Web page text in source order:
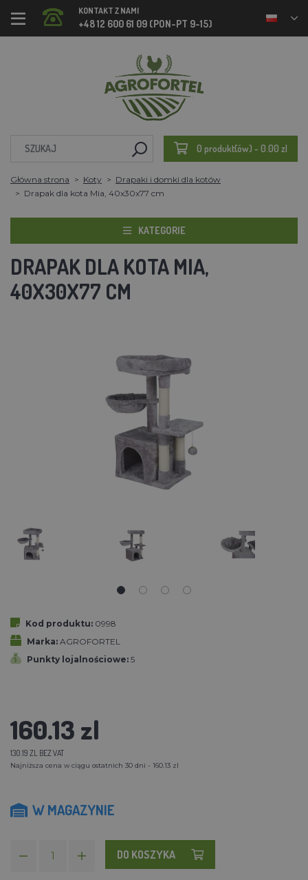
KONTAKT Z NAMI
+48 12 600 61 09 (PON-PT 9-15)
0 produkt(ów) - 0.00 zl
Główna strona Koty
Drapaki i domki dla kotów
Drapak dla kota Mia, 40x30x77 cm
KATEGORIE
DRAPAK DLA KOTA MIA,
40X30X77 CM
Kod produktu: 0998
Marka: AGROFORTEL
Punkty lojalnościowe: 5
160.13 zl
130.19 ZL BEZ VAT
Najniższa cena w ciągu ostatnich 30 dni - 160.13 zl
W MAGAZYNIE
DO KOSZYKA